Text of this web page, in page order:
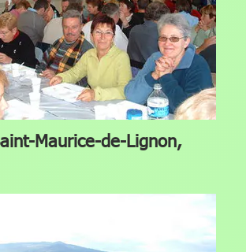
Maurice-de-Lignon,